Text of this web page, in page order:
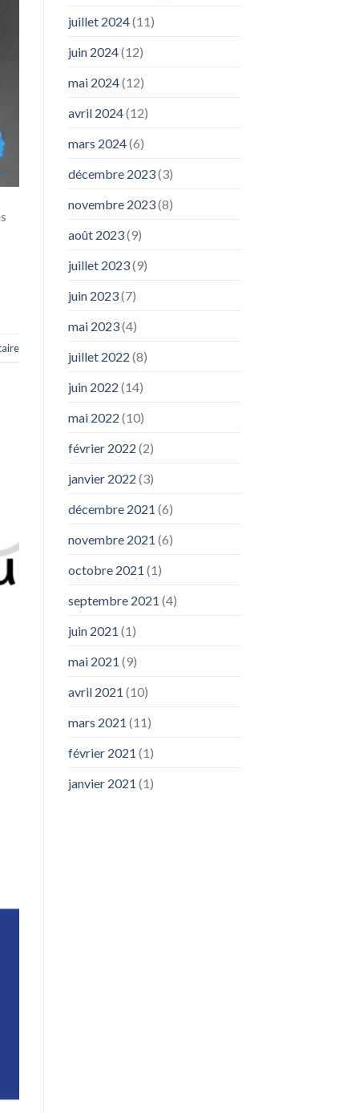
juillet 2024(11)
juin 2024(12)
mai 2024(12)
avril 2024(12)
mars 2024(6)
décembre 2023(3)
novembre 2023(8)
août 2023(9)
juillet 2023(9)
juin 2023(7)
mai 2023(4)
juillet 2022 (8)
juin 2022 (14)
mai 2022 (10)
février 2022 (2)
janvier 2022 (3)
décembre 2021 (6)
novembre 2021 (6)
octobre 2021 (1)
septembre 2021 (4)
juin 2021 (1)
mai 2021 (9)
avril 2021 (10)
mars 2021 (11)
février 2021 (1)
janvier 2021 (1)